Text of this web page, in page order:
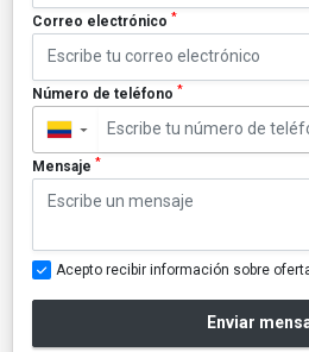
Correo electrónico *
Número de teléfono *
▼
Mensaje *
Acepto recibir información sobre
Enviar